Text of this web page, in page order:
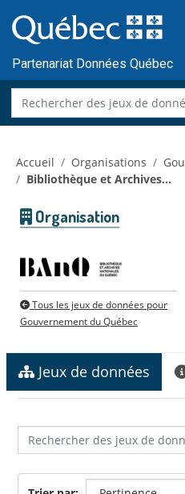
au
contenu
Partenariat Données Québec
Accueil Organisations
Bibliothèque et Archives...
Organisation
Tous les jeux de données pour
Gouvernement du Québec
Jeux de données